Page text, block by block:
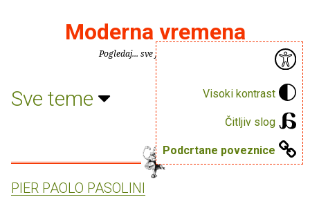
Visoki kontrast
Čitljiv slog
Podcrtane poveznice
Moderna vremena
Pogledaj... sve je puno knjiga.
Sve teme
PIER PAOLO PASOLINI